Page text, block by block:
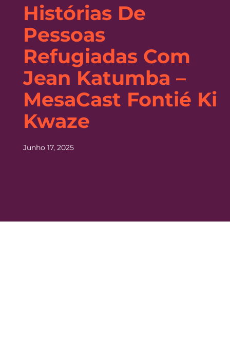
Histórias De
Pessoas
Refugiadas Com
Jean Katumba –
MesaCast Fontié Ki
Kwaze
Junho 17, 2025